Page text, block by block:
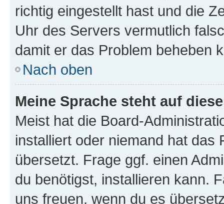
richtig eingestellt hast und die
Uhr des Servers vermutlich
damit er das Problem beheben
Nach oben
Meine Sprache steht auf
Meist hat die Board-
installiert oder niemand hat das
übersetzt. Frage ggf. einen
du benötigst, installieren kann.
uns freuen, wenn du es